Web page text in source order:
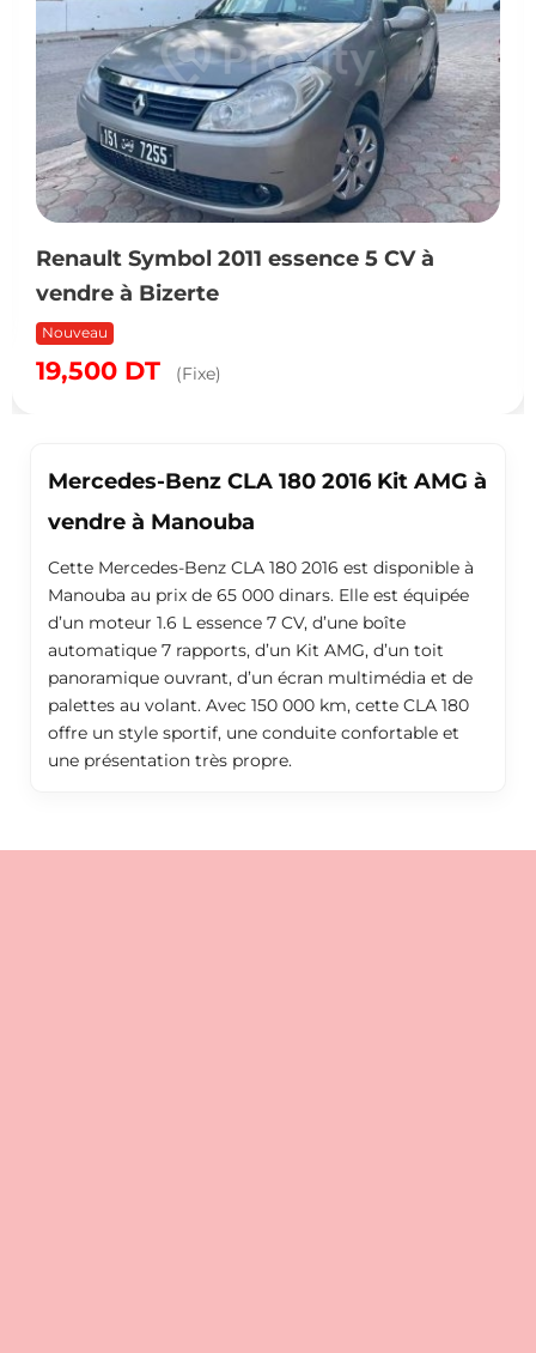
Renault Symbol 2011 essence 5 CV à
vendre à Bizerte
Nouveau
19,500 DT (Fixe)
Mercedes-Benz CLA 180 2016 Kit AMG à
vendre à Manouba
Cette Mercedes-Benz CLA 180 2016 est disponible à
Manouba au prix de 65 000 dinars. Elle est équipée
d’un moteur 1.6 L essence 7 CV, d’une boîte
automatique 7 rapports, d’un Kit AMG, d’un toit
panoramique ouvrant, d’un écran multimédia et de
palettes au volant. Avec 150 000 km, cette CLA 180
offre un style sportif, une conduite confortable et
une présentation très propre.